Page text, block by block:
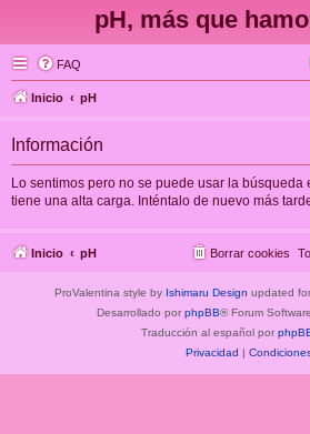
pH, más que
FAQ
Inicio pH
Información
Lo sentimos pero no se puede usar la búsqueda
tiene una alta carga. Inténtalo de nuevo más
Inicio pH Borrar cookies
ProValentina style by Ishimaru Design updated
Desarrollado por phpBB® Forum
Traducción al español por
Privacidad |